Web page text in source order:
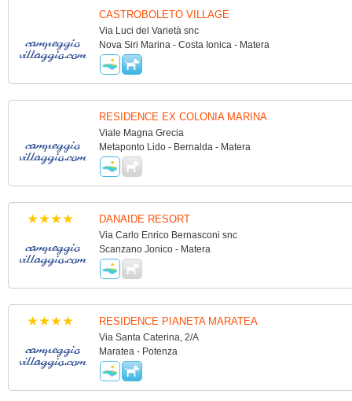
CASTROBOLETO VILLAGE
Via Luci del Varietà snc
Nova Siri Marina - Costa Ionica - Matera
RESIDENCE EX COLONIA MARINA
Viale Magna Grecia
Metaponto Lido - Bernalda - Matera
DANAIDE RESORT
Via Carlo Enrico Bernasconi snc
Scanzano Jonico - Matera
RESIDENCE PIANETA MARATEA
Via Santa Caterina, 2/A
Maratea - Potenza